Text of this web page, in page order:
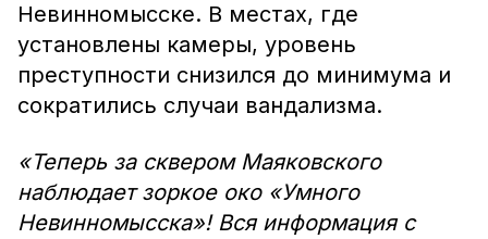
Невинномысске. В местах, где
установлены камеры, уровень
преступности снизился до минимума и
сократились случаи вандализма.
«Теперь за сквером Маяковского
наблюдает зоркое око «Умного
Невинномысска»! Вся информация с